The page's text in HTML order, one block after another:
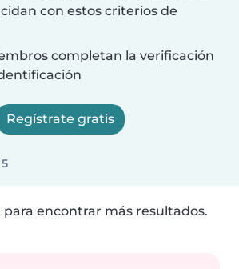
con estos criterios de
completan la verificación
Regístrate gratis
para encontrar más resultados.